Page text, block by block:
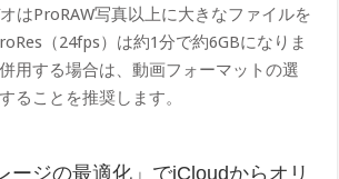
はProRAW写真以上に大きなファイルを
（24fps）は約1分で約6GBになりま
用する場合は、動画フォーマットの選
ることを推奨します。
ージの最適化」でiCloudからオリ